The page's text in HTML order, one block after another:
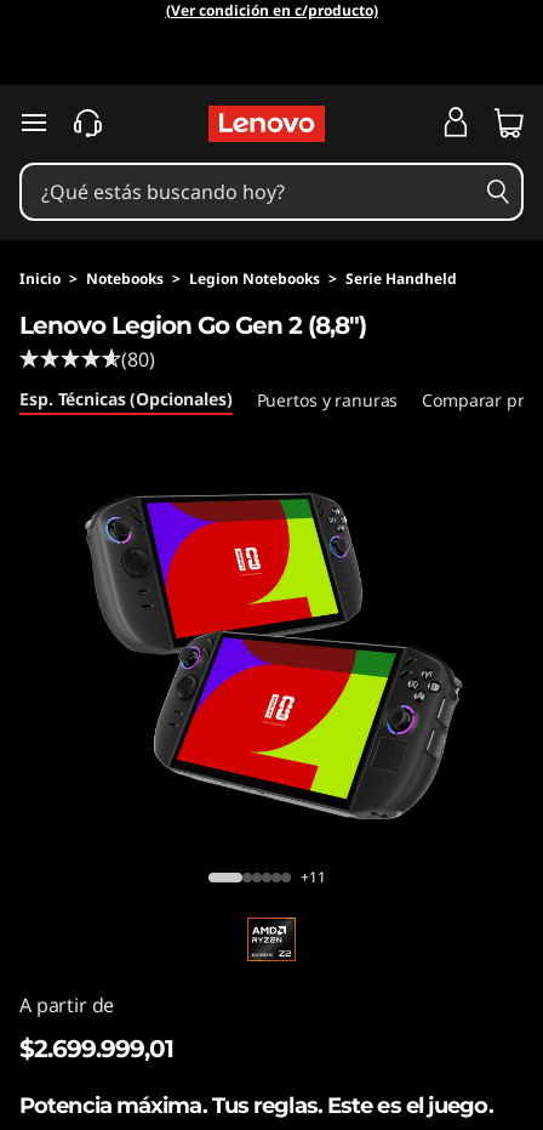
(Ver condición en c/producto)
Ir al contenido principal
Inicio > Notebooks > Legion Notebooks > Serie Handheld
Lenovo Legion Go Gen 2 (8,8")
(80)
Esp. Técnicas (Opcionales) Puertos y ranuras Comparar
+11
A partir de
$2.699.999,01
Potencia máxima. Tus reglas. Este es el juego.